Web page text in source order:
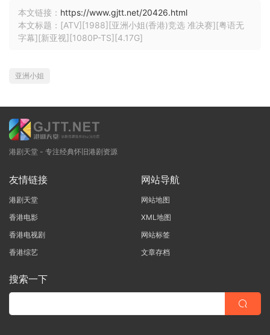
本文链接： https://www.gjtt.net/20426.html
本文标题：[ATV][1988][亚洲小姐(香港)竞选 准决赛][粤语无
字幕][新亚视][1080P-TS][4.17G]
亚洲小姐
港剧天堂 - 专注经典怀旧港剧资源
友情链接
港剧天堂
香港电影
香港电视剧
香港综艺
网站导航
网站地图
XML地图
网站标签
文章存档
搜索一下